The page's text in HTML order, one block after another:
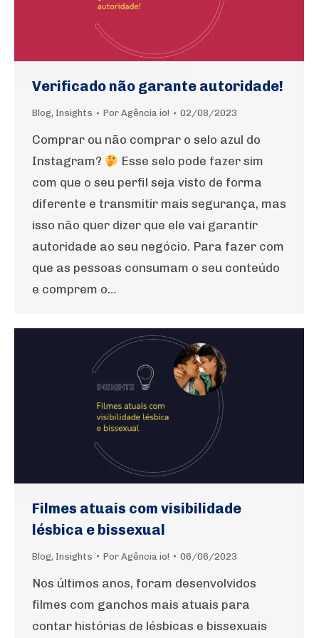
Verificado não garante autoridade!
Blog, Insights Por Agência io! 02/08/2023
Comprar ou não comprar o selo azul do
Instagram?
Esse selo pode fazer sim
com que o seu perfil seja visto de forma
diferente e transmitir mais segurança, mas
isso não quer dizer que ele vai garantir
autoridade ao seu negócio. Para fazer com
que as pessoas consumam o seu conteúdo
e comprem o…
Filmes atuais com visibilidade
lésbica e bissexual
Blog, Insights Por Agência io! 06/06/2023
Nos últimos anos, foram desenvolvidos
filmes com ganchos mais atuais para
contar histórias de lésbicas e bissexuais